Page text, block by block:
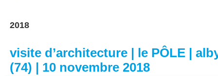
2018
visite d’architecture | le PÔLE |
(74) | 10 novembre 2018